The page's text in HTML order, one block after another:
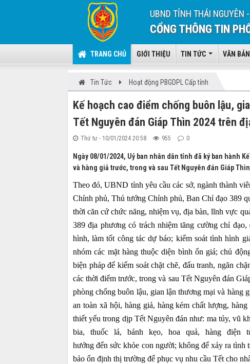
UBND TỈNH THÁI NGUYÊN
CỔNG THÔNG TIN
TRANG CHỦ GIỚI THIỆU TIN TỨC VĂN
Tin Tức Hoạt động PBGDPL Cấp tỉnh
Kế hoạch cao điểm chống buôn lậu,
Tết Nguyên đán Giáp Thìn 2024 trên
Thứ tư - 10/01/2024 20:58 955 0
Ngày 08/01/2024, Uỷ ban nhân dân tỉnh đã ký ban hành
và hàng giả trước, trong và sau Tết Nguyên đán Giáp
Theo đó, UBND tỉnh yêu cầu các sở, ngành thành
Chính phủ, Thủ tướng Chính phủ, Ban Chỉ đạo 389
thời căn cứ chức năng, nhiệm vụ, địa bàn, lĩnh vực
389 địa phương có trách nhiệm tăng cường chỉ
hình, làm tốt công tác dự báo; kiểm soát tình hình
nhóm các mặt hàng thuộc diện bình ổn giá; chủ
biện pháp để kiểm soát chặt chẽ, đấu tranh, ngăn
các thời điểm trước, trong và sau Tết Nguyên đán
phòng chống buôn lậu, gian lận thương mại và hàng
an toàn xã hội, hàng giả, hàng kém chất lượng,
thiết yếu trong dịp Tết Nguyên đán như: ma túy, vũ
bia, thuốc lá, bánh kẹo, hoa quả, hàng điện tử,
hưởng đến sức khỏe con người; không để xảy ra tình
bảo ổn định thị trường để phục vụ nhu cầu Tết cho